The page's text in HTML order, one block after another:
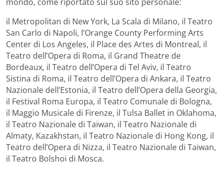
il Metropolitan di New York‚ La Scala di Milano‚ il Teatro
San Carlo di Napoli‚ l’Orange County Performing Arts
Center di Los Angeles‚ il Place des Artes di Montreal‚ il
Teatro dell’Opera di Roma‚ il Grand Theatre de
Bordeaux‚ il Teatro dell’Opera di Tel Aviv‚ il Teatro
Sistina di Roma‚ il Teatro dell’Opera di Ankara, il Teatro
Nazionale dell’Estonia‚ il Teatro dell’Opera della Georgia,
il Festival Roma Europa‚ il Teatro Comunale di Bologna,
il Maggio Musicale di Firenze, il Tulsa Ballet in Oklahoma,
il Teatro Nazionale di Taiwan, il Teatro Nazionale di
Almaty, Kazakhstan, il Teatro Nazionale di Hong Kong, il
Teatro dell’Opera di Nizza, il Teatro Nazionale di Taiwan,
il Teatro Bolshoi di Mosca.